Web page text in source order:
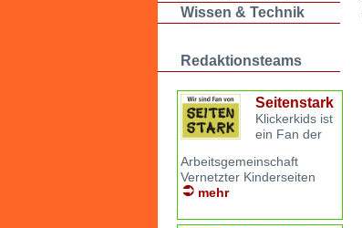
Wissen & Technik
Redaktionsteams
Seitenstark
Klickerkids ist
ein Fan der
Arbeitsgemeinschaft
Vernetzter Kinderseiten
mehr